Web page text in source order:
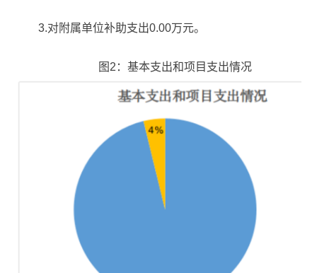
3.对附属单位补助支出0.00万元。
图2：基本支出和项目支出情况